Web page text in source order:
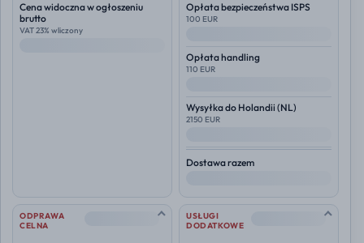
Cena widoczna w ogłoszeniu
brutto
VAT 23% wliczony
Opłata bezpieczeństwa ISPS
100 EUR
Opłata handling
110 EUR
Wysyłka do Holandii (NL)
2150 EUR
Dostawa razem
ODPRAWA
CELNA
--
USŁUGI
DODATKOWE
--